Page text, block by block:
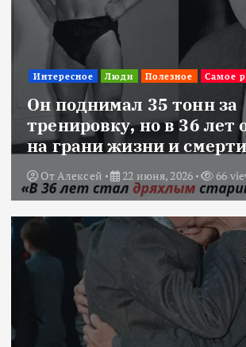
Интересное Люди Полезное Самое
Он поднимал 35 тонн за
тренировку, но в 36 лет
на грани жизни и
От Алексей 22 июня, 2026 66